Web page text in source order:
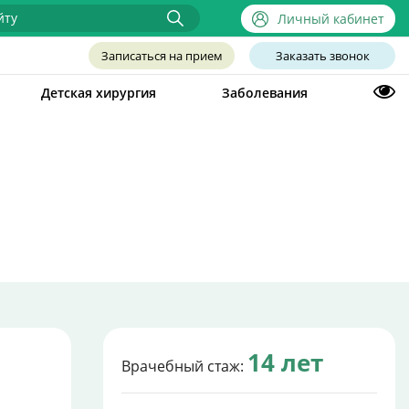
Личный кабинет
Записаться на прием Заказать звонок
Детская хирургия Заболевания
Врачебный стаж: 14 лет